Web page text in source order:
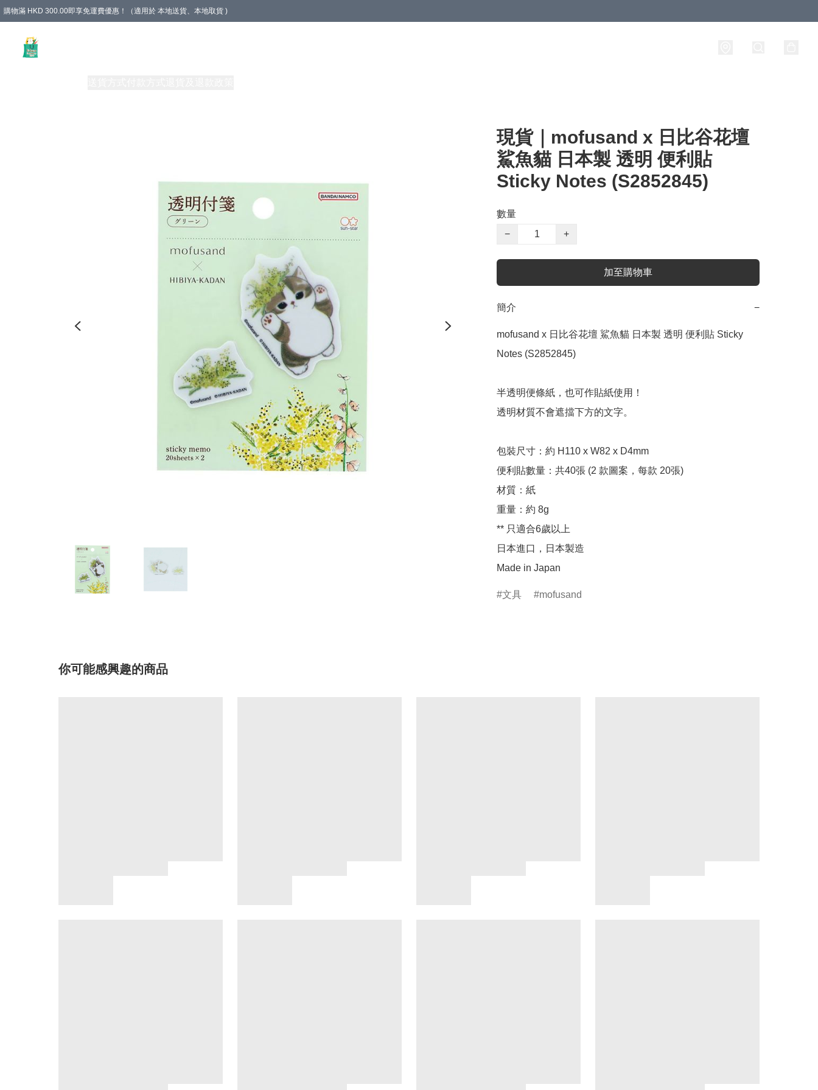
購物滿 HKD 300.00即享免運費優惠！（適用於 本地送貨、本地取貨 )
現貨｜mofusand x 日比谷花壇
鯊魚貓 日本製 透明 便利貼
Sticky Notes (S2852845)
數量
−
+
加至購物車
簡介 −
mofusand x 日比谷花壇 鯊魚貓 日本製 透明 便利貼 Sticky
Notes (S2852845)
半透明便條紙，也可作貼紙使用！
透明材質不會遮擋下方的文字。
包裝尺寸：約 H110 x W82 x D4mm
便利貼數量：共40張 (2 款圖案，每款 20張)
材質：紙
重量：約 8g
** 只適合6歲以上
日本進口，日本製造
Made in Japan
文具 mofusand
你可能感興趣的商品